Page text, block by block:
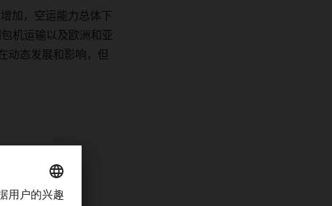
加 ， 空运能力总体下
机运输以及欧洲和亚
动态发展和影响，但